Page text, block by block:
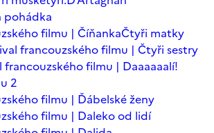
pohádka
filmu | ČíňankaČtyři matky
francouzského filmu | Čtyři sestry
francouzského filmu | Daaaaaalí!
2
filmu | Ďábelské ženy
filmu | Daleko od lidí